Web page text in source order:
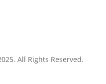
All Rights Reserved.